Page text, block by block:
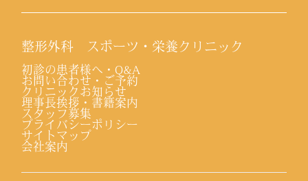
整形外科 スポーツ・栄養クリニック
初診の患者様へ・Q&A
お問い合わせ・ご予約
クリニックお知らせ
理事長挨拶・書籍案内
スタッフ募集
プライバシーポリシー
サイトマップ
会社案内